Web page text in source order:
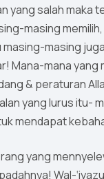
yang salah maka
masing
masing
Mana-mana yang
& peraturan
yang lurus itu-
mendapat
yang
Wal-